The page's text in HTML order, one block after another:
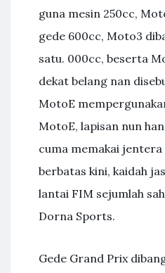
guna mesin 250cc,
gede 600cc, Moto3
satu. 000cc, beserta
dekat belang nan
MotoE
MotoE, lapisan nun
cuma memakai
berbatas kini, kaidah
lantai FIM sejumlah
Dorna Sports.
Gede Grand Prix